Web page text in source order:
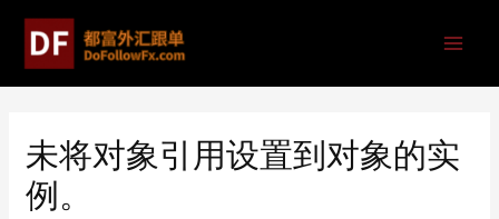
未将对象引用设置到对象的实
例。